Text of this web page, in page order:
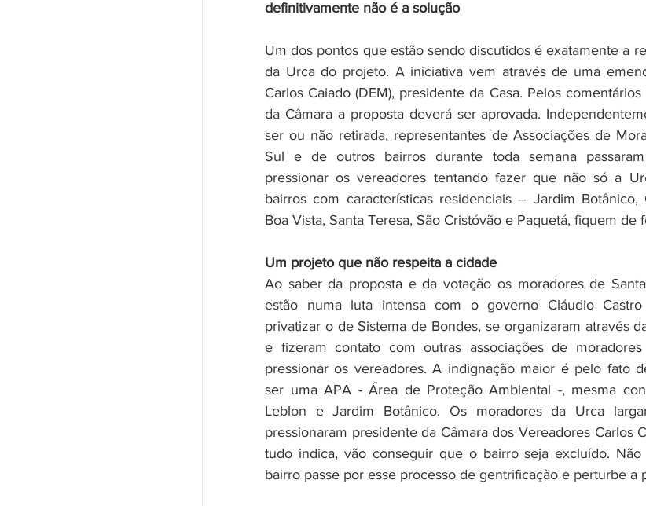
definitivamente não é a solução
Um dos pontos que estão sendo discutidos é exatamente a
da Urca do projeto. A iniciativa vem através de uma
Carlos Caiado (DEM), presidente da Casa. Pelos
da Câmara a proposta deverá ser aprovada.
ser ou não retirada, representantes de Associações de
Sul e de outros bairros durante toda semana
pressionar os vereadores tentando fazer que não só a
bairros com características residenciais – Jardim Botânico,
Boa Vista, Santa Teresa, São Cristóvão e Paquetá, fiquem de
Um projeto que não respeita a cidade
Ao saber da proposta e da votação os moradores de
estão numa luta intensa com o governo Cláudio
privatizar o de Sistema de Bondes, se organizaram através
e fizeram contato com outras associações de
pressionar os vereadores. A indignação maior é pelo fato
ser uma APA - Área de Proteção Ambiental -, mesma
Leblon e Jardim Botânico. Os moradores da Urca
pressionaram presidente da Câmara dos Vereadores Carlos
tudo indica, vão conseguir que o bairro seja excluído.
bairro passe por esse processo de gentrificação e perturbe a